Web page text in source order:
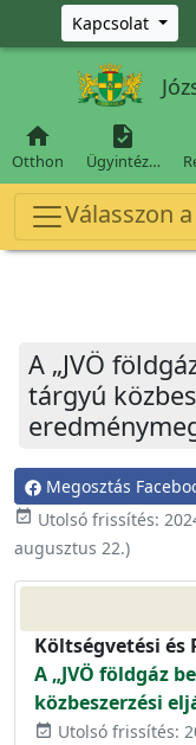
Ugrás a fő tartalomra
Kapcsolat

Otthon

Ügyintéz…
Válasszon
A „JVÖ
tárgyú
Megosztás
event_available Utolsó frissítés:
augusztus 22.)
Költségvetési
A „JVÖ földgáz
közbeszerzési
event_available Utolsó frissítés: